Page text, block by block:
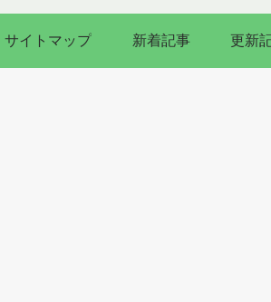
サイトマップ 新着記事 更新